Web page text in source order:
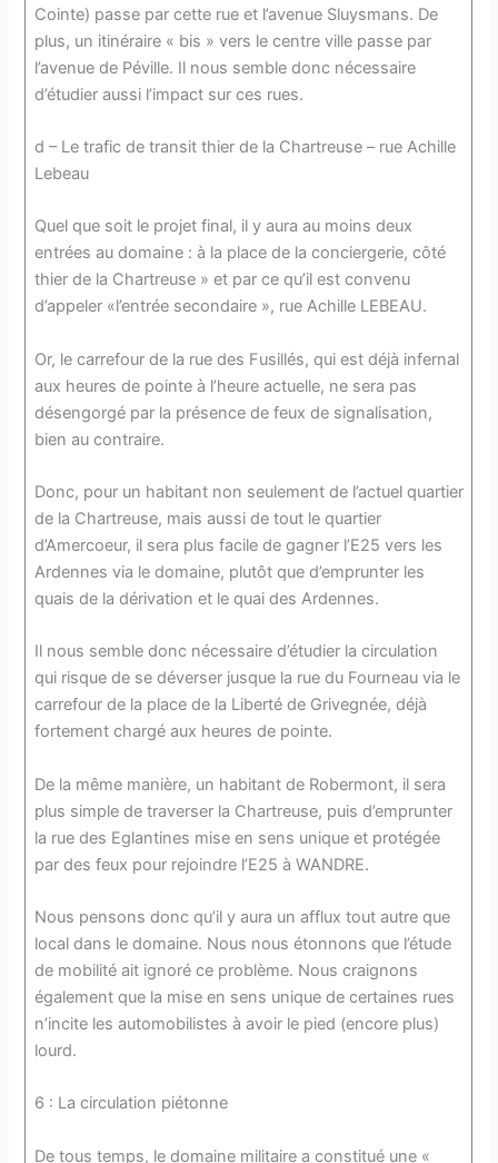
Cointe) passe par cette rue et l’avenue Sluysmans. De
plus, un itinéraire « bis » vers le centre ville passe par
l’avenue de Péville. Il nous semble donc nécessaire
d’étudier aussi l’impact sur ces rues.
d – Le trafic de transit thier de la Chartreuse – rue Achille
Lebeau
Quel que soit le projet final, il y aura au moins deux
entrées au domaine : à la place de la conciergerie, côté
thier de la Chartreuse » et par ce qu’il est convenu
d’appeler «l’entrée secondaire », rue Achille LEBEAU.
Or, le carrefour de la rue des Fusillés, qui est déjà infernal
aux heures de pointe à l’heure actuelle, ne sera pas
désengorgé par la présence de feux de signalisation,
bien au contraire.
Donc, pour un habitant non seulement de l’actuel quartier
de la Chartreuse, mais aussi de tout le quartier
d’Amercoeur, il sera plus facile de gagner l’E25 vers les
Ardennes via le domaine, plutôt que d’emprunter les
quais de la dérivation et le quai des Ardennes.
Il nous semble donc nécessaire d’étudier la circulation
qui risque de se déverser jusque la rue du Fourneau via le
carrefour de la place de la Liberté de Grivegnée, déjà
fortement chargé aux heures de pointe.
De la même manière, un habitant de Robermont, il sera
plus simple de traverser la Chartreuse, puis d’emprunter
la rue des Eglantines mise en sens unique et protégée
par des feux pour rejoindre l’E25 à WANDRE.
Nous pensons donc qu’il y aura un afflux tout autre que
local dans le domaine. Nous nous étonnons que l’étude
de mobilité ait ignoré ce problème. Nous craignons
également que la mise en sens unique de certaines rues
n’incite les automobilistes à avoir le pied (encore plus)
lourd.
6 : La circulation piétonne
De tous temps, le domaine militaire a constitué une «